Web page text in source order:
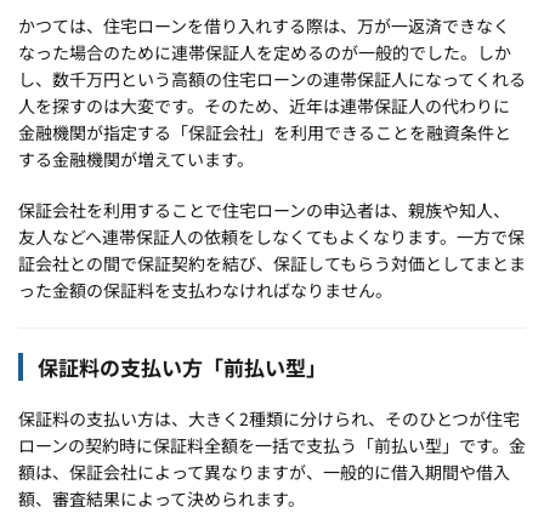
かつては、住宅ローンを借り入れする際は、万が一返済できなく
なった場合のために連帯保証人を定めるのが一般的でした。しか
し、数千万円という高額の住宅ローンの連帯保証人になってくれる
人を探すのは大変です。そのため、近年は連帯保証人の代わりに
金融機関が指定する「保証会社」を利用できることを融資条件と
する金融機関が増えています。
保証会社を利用することで住宅ローンの申込者は、親族や知人、
友人などへ連帯保証人の依頼をしなくてもよくなります。一方で保
証会社との間で保証契約を結び、保証してもらう対価としてまとま
った金額の保証料を支払わなければなりません。
保証料の支払い方「前払い型」
保証料の支払い方は、大きく2種類に分けられ、そのひとつが住宅
ローンの契約時に保証料全額を一括で支払う「前払い型」です。金
額は、保証会社によって異なりますが、一般的に借入期間や借入
額、審査結果によって決められます。